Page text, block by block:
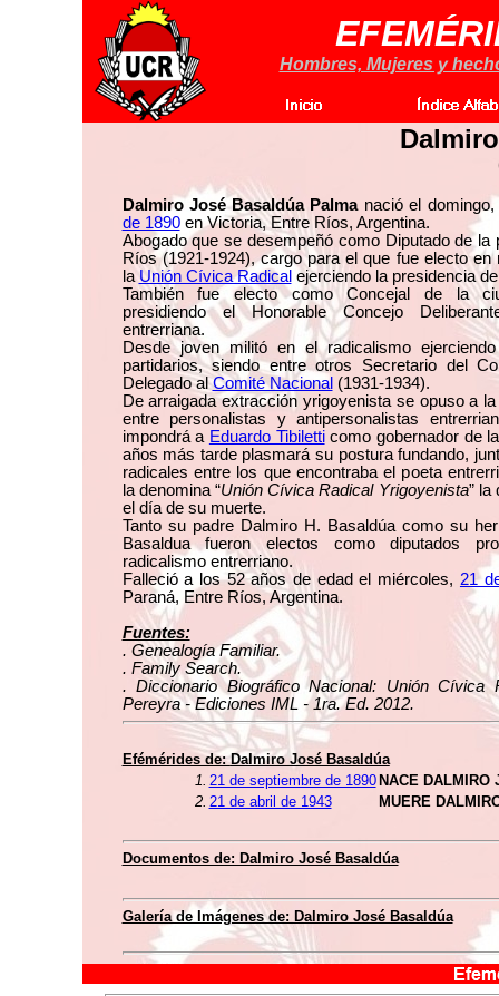
Hombres, Mujeres y
Dalmiro José Basaldúa Palmanació el domingo,
de 1890en Victoria, Entre Ríos, Argentina.
Abogado que se desempeñó como Diputado de la
Ríos (1921-1924), cargo para el que fue electo en
la Unión Cívica Radical ejerciendo la presidencia
También fue electo como Concejal de la
presidiendo el Honorable Concejo
entrerriana.
Desde joven militó en el radicalismo
partidarios, siendo entre otros Secretario del
Delegado alComité Nacional (1931-1934).
De arraigada extracción yrigoyenista se opuso a
entre personalistas y antipersonalistas
impondrá a Eduardo Tibiletticomo gobernador de
años más tarde plasmará su postura fundando,
radicales entre los que encontraba el poeta
la denomina “Unión Cívica Radical Yrigoyenista” la
el día de su muerte.
Tanto su padre Dalmiro H. Basaldúa como su
Basaldua fueron electos como diputados
radicalismo entrerriano.
Falleció a los 52 años de edad el miércoles, 21
Paraná, Entre Ríos, Argentina.
Fuentes:
. Genealogía Familiar.
. Family Search.
. Diccionario Biográfico Nacional: Unión Cívica
Pereyra - Ediciones IML - 1ra. Ed. 2012.
Efémérides de:Dalmiro José Basaldúa
1. 21 de septiembre de 1890 NACE DALMIRO
2. 21 de abril de 1943 MUERE
Documentos de: Dalmiro José Basaldúa
Galería de Imágenes de: Dalmiro José Basaldúa